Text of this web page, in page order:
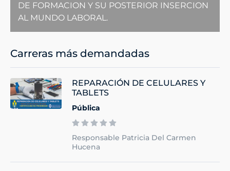
DE FORMACION Y SU POSTERIOR INSERCION
AL MUNDO LABORAL.
Carreras más demandadas
REPARACIÓN DE CELULARES Y
TABLETS
Pública
Responsable Patricia Del Carmen
Hucena